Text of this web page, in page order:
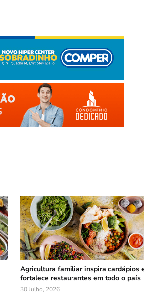
Agricultura familiar inspira cardápios
fortalece restaurantes em todo o país
30 Julho, 2026